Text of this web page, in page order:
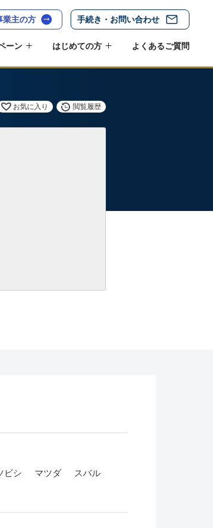
業主の方 手続き・お問い合わせ
ーン はじめての方 よくあるご質問
お気に入り 閲覧履歴
ビシ マツダ
スバル